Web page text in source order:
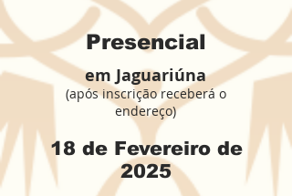
Presencial
em Jaguariúna
(após inscrição receberá o
endereço)
18 de Fevereiro de
2025